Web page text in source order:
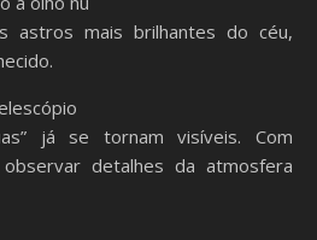
astros mais brilhantes do céu,
já se tornam visíveis. Com
detalhes da atmosfera